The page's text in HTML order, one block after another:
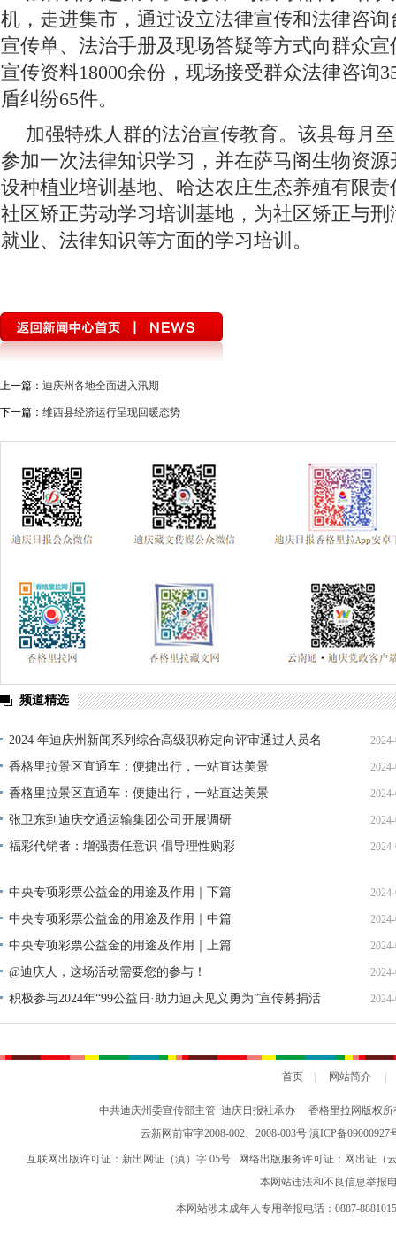
机，走进集市，通过设立法律宣传和法律咨
宣传单、法治手册及现场答疑等方式向群众
宣传资料18000余份，现场接受群众法律咨询
盾纠纷65件。
加强特殊人群的法治宣传教育。该县每月
参加一次法律知识学习，并在萨马阁生物资
设种植业培训基地、哈达农庄生态养殖有限
社区矫正劳动学习培训基地，为社区矫正与
就业、法律知识等方面的学习培训。
上一篇： 迪庆州各地全面进入汛期
下一篇： 维西县经济运行呈现回暖态势
频道精选
2024 年迪庆州新闻系列综合高级职称定向评审通过人员名
单公示
香格里拉景区直通车：便捷出行，一站直达美景
香格里拉景区直通车：便捷出行，一站直达美景
张卫东到迪庆交通运输集团公司开展调研
福彩代销者：增强责任意识 倡导理性购彩
中央专项彩票公益金的用途及作用｜下篇
中央专项彩票公益金的用途及作用｜中篇
中央专项彩票公益金的用途及作用｜上篇
@迪庆人，这场活动需要您的参与！
积极参与2024年“99公益日·助力迪庆见义勇为”宣传募捐活
动倡议书